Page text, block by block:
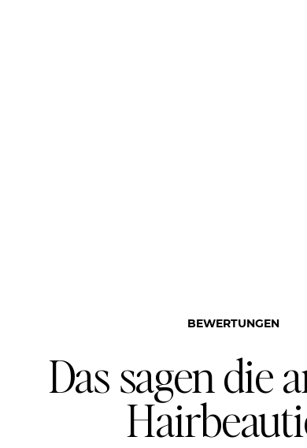
BEWERTUNGEN
Das sagen die